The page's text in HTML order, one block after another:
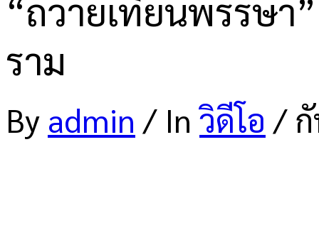
“ถวายเทียนพรรษ
ราม
By admin / Inวิดีโอ /